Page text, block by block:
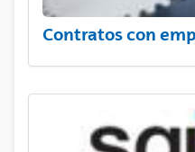
Contratos con